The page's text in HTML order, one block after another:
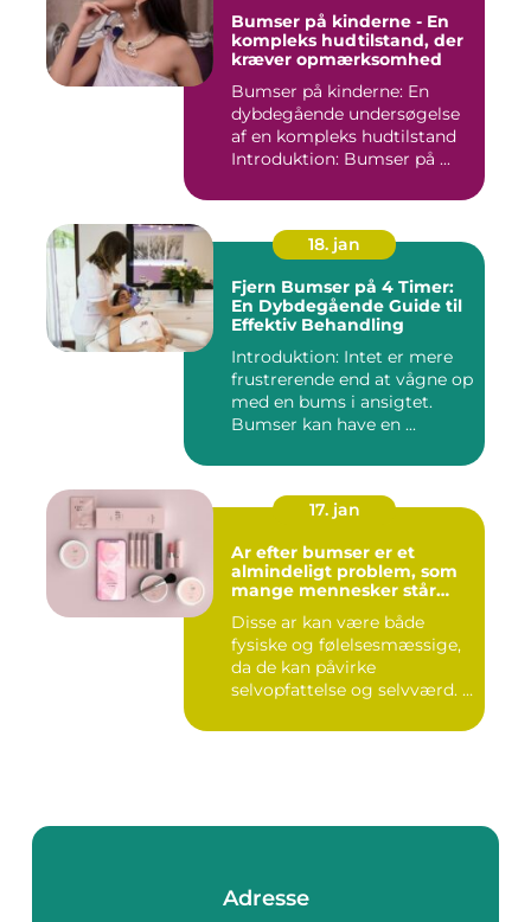
Bumser på kinderne - En
kompleks hudtilstand, der
kræver opmærksomhed
Bumser på kinderne: En
dybdegående undersøgelse
af en kompleks hudtilstand
Introduktion: Bumser på ...
18. jan
Fjern Bumser på 4 Timer:
En Dybdegående Guide til
Effektiv Behandling
Introduktion: Intet er mere
frustrerende end at vågne op
med en bums i ansigtet.
Bumser kan have en ...
17. jan
Ar efter bumser er et
almindeligt problem, som
mange mennesker står
Disse ar kan være både
fysiske og følelsesmæssige,
da de kan påvirke
selvopfattelse og selvværd. I
Adresse